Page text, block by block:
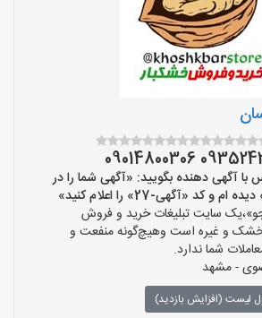
09352426817
با آگهی دهنده بگویید: «آگهی شما را در
کد «آگهی-27» را اعلام کنید»
سایت تبلیغات خرید و فروش
خشک و غیره است وهیچ‌گونه منفعت و
شما ندارد.
- مشهد
لیست (افزایش بازدید)